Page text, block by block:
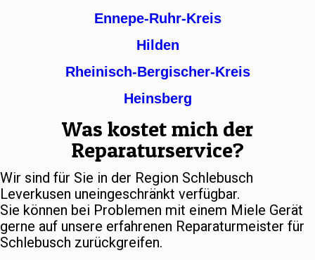
Ennepe-Ruhr-Kreis
Hilden
Rheinisch-Bergischer-Kreis
Heinsberg
Was kostet mich der
Reparaturservice?
Wir sind für Sie in der Region Schlebusch
Leverkusen uneingeschränkt verfügbar.
Sie können bei Problemen mit einem Miele Gerät
gerne auf unsere erfahrenen Reparaturmeister für
Schlebusch zurückgreifen.